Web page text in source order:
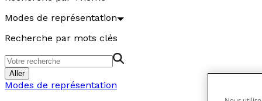
Modes de représentation
Recherche par mots clés
Aller
Modes de représentation